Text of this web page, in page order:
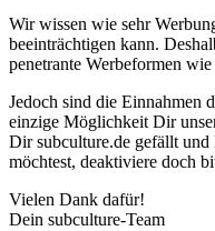
Wir wissen wie sehr
beeinträchtigen kann.
penetrante Werbeformen
Jedoch sind die Einnahmen
einzige Möglichkeit Dir
Dir subculture.de gefällt und
möchtest, deaktiviere doch
Vielen Dank dafür!
Dein subculture-Team